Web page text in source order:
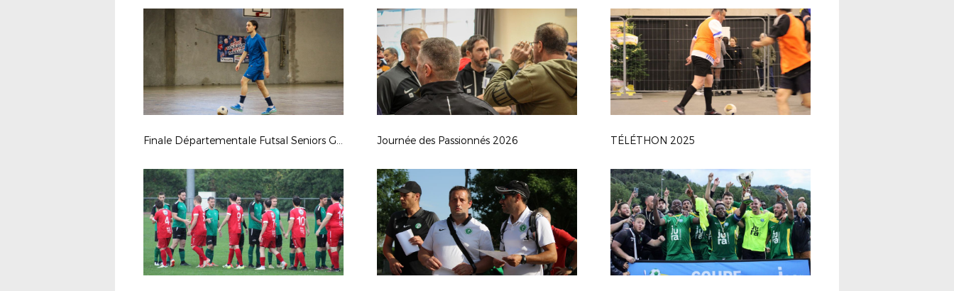
Finale Départementale Futsal Seniors G 2026 Journée des Passionnés 2026 TÉLÉTHON 2025